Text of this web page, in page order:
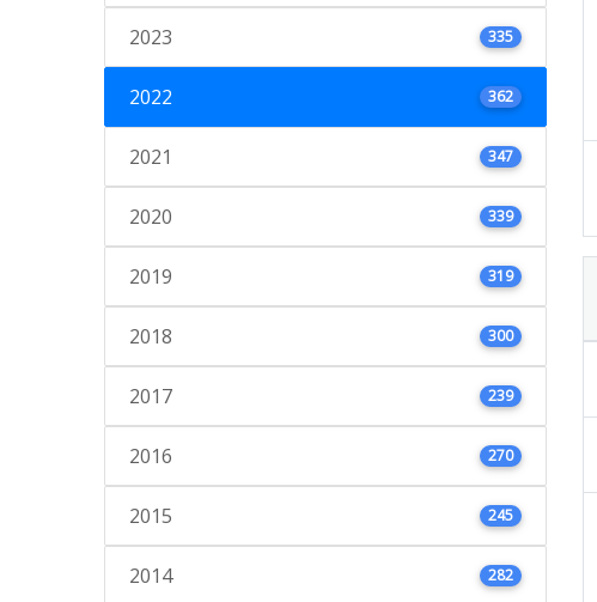
2023 335
2022 362
2021 347
2020 339
2019 319
2018 300
2017 239
2016 270
2015 245
2014 282